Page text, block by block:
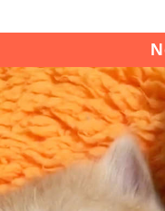
pecodogs